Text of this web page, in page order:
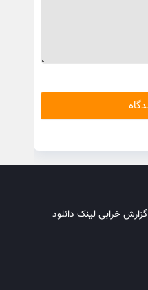
گزارش خرابی لینک دانلود